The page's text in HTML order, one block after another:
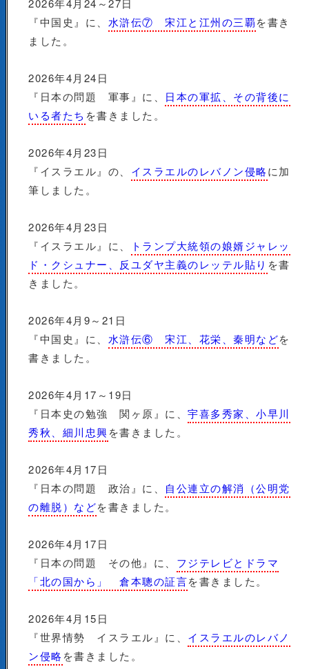
2026年4月24～27日
『中国史』に、 水滸伝⑦ 宋江と江州の三覇を書き
ました。
2026年4月24日
『日本の問題 軍事』に、 日本の軍拡、その背後に
いる者たち を書きました。
2026年4月23日
『イスラエル』の、 イスラエルのレバノン侵略に加
筆しました。
2026年4月23日
『イスラエル』に、
トランプ大統領の娘婿ジャレッ
ド・クシュナー、反ユダヤ主義のレッテル貼り を書
きました。
2026年4月9～21日
『中国史』に、 水滸伝⑥ 宋江、花栄、秦明などを
書きました。
2026年4月17～19日
『日本史の勉強 関ヶ原』に、 宇喜多秀家、小早川
秀秋、細川忠興を書きました。
2026年4月17日
『日本の問題 政治』に、 自公連立の解消（公明党
の離脱）などを書きました。
2026年4月17日
『日本の問題 その他』に、 フジテレビとドラマ
「北の国から」 倉本聰の証言を書きました。
2026年4月15日
『世界情勢 イスラエル』に、 イスラエルのレバノ
ン侵略を書きました。